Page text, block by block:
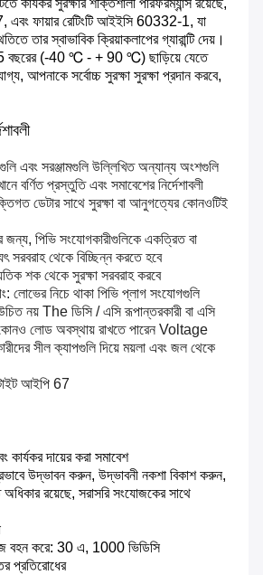
কার্যকর সুরক্ষার শক্তিশালী পারফরম্যান্স রয়েছে,
এবং ফায়ার রেটিংটি আইইসি 60332-1, যা
তার স্বাভাবিক ক্রিয়াকলাপের গ্যারান্টি দেয়।
25 বছরের (-40 ℃ - + 90 ℃) ছাড়িয়ে যেতে
আপনাকে সর্বোচ্চ সুরক্ষা সুরক্ষা প্রদান করবে,
এবং সরঞ্জামগুলি উল্লিখিত অন্যান্য অংশগুলি
বর্ণিত প্রস্তুতি এবং সমাবেশের নির্দেশাবলী
ডেটার সাথে সুরক্ষা বা আনুগত্যের কোনওটিই
জন্য, পিভি সংযোগকারীগুলিকে একত্রিত বা
সরবরাহ থেকে বিচ্ছিন্ন করতে হবে
শক থেকে সুরক্ষা সরবরাহ করবে
লোভের নিচে থাকা পিভি প্লাগ সংযোগগুলি
নয় The ডিসি / এসি রূপান্তরকারী বা এসি
কোনও লোড অবস্থায় রাখতে পারেন Voltage
সীল ক্যাপগুলি দিয়ে ময়লা এবং জল থেকে
আইপি 67
দায়ের করা সমাবেশ
উদ্ভাবন করুন, উদ্ভাবনী নকশা বিকাশ করুন,
রয়েছে, সরাসরি সংযোজকের সাথে
বহন করে: 30 এ, 1000 ভিডিসি
প্রতিরোধের